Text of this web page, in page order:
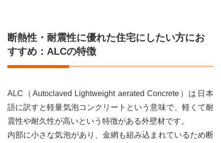
断熱性・耐震性に優れた住宅にしたい方にお
すすめ：ALCの特徴
ALC（Autoclaved Lightweight aerated Concrete）は日本
語に訳すと軽量気泡コンクリートという意味で、軽くて耐
震性や耐久性が高いという特徴がある外壁材です。
内部に小さな気泡があり、金網も組み込まれているため断